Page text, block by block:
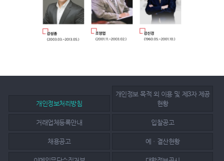
개인정보처리방침
개인정보 목적 외 이용 및 제3자 제공
현황
거래업체등록안내 입찰공고
채용공고 예ㆍ결산현황